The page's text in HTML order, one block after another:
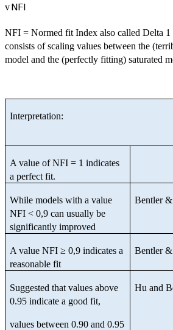
vNFI
NFI = Normed fit Index also called Delta
consists of scaling values between the
model and the (perfectly fitting) saturated
Interpretation:
A value of NFI = 1 indicates
a perfect fit.
While models with a value
NFI < 0,9 can usually be
significantly improved
Bentler
A value NFI ≥ 0,9 indicates a
reasonable fit
Bentler
Suggested that values above
0.95 indicate a good fit,
values between 0.90 and 0.95
Hu and